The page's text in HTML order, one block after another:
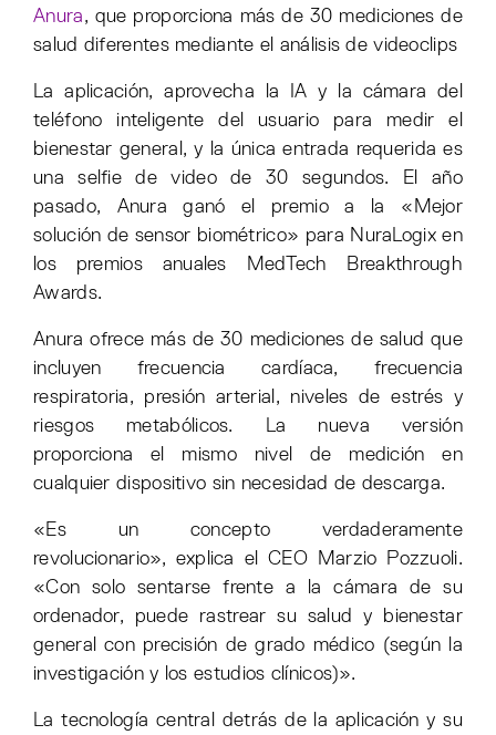
Anura, que proporciona más de 30 mediciones de
salud diferentes mediante el análisis de videoclips
La aplicación, aprovecha la IA y la cámara del
teléfono inteligente del usuario para medir el
bienestar general, y la única entrada requerida es
una selfie de video de 30 segundos. El año
pasado, Anura ganó el premio a la «Mejor
solución de sensor biométrico» para NuraLogix en
los premios anuales MedTech Breakthrough
Awards.
Anura ofrece más de 30 mediciones de salud que
incluyen frecuencia cardíaca, frecuencia
respiratoria, presión arterial, niveles de estrés y
riesgos metabólicos. La nueva versión
proporciona el mismo nivel de medición en
cualquier dispositivo sin necesidad de descarga.
«Es un concepto verdaderamente
revolucionario», explica el CEO Marzio Pozzuoli.
«Con solo sentarse frente a la cámara de su
ordenador, puede rastrear su salud y bienestar
general con precisión de grado médico (según la
investigación y los estudios clínicos)».
La tecnología central detrás de la aplicación y su